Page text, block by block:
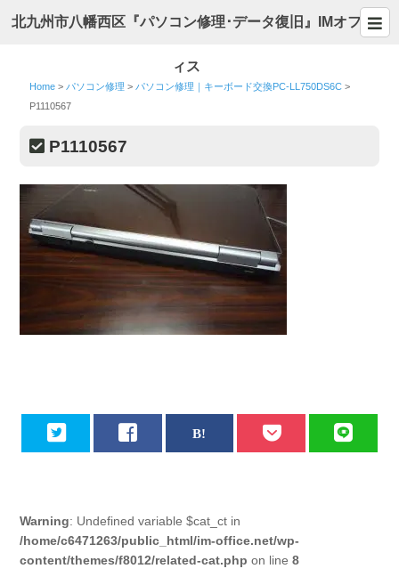
北九州市八幡西区『パソコン修理･データ復旧』IMオフ
ィス
Home > パソコン修理 > パソコン修理｜キーボード交換PC-LL750DS6C >
P1110567
P1110567
Warning: Undefined variable $cat_ct in
/home/c6471263/public_html/im-office.net/wp-
content/themes/f8012/related-cat.php on line8